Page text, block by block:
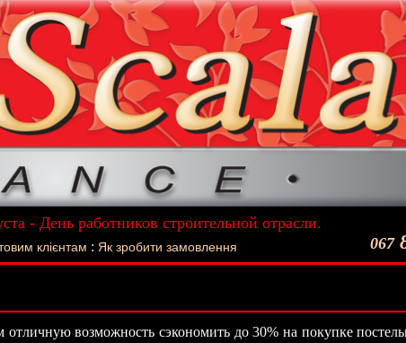
- День работников строительной отрасли.
подарок - Постельное белье La Scala!
067
клієнтам : Як зробити замовлення
возможность сэкономить до 30% на покупке